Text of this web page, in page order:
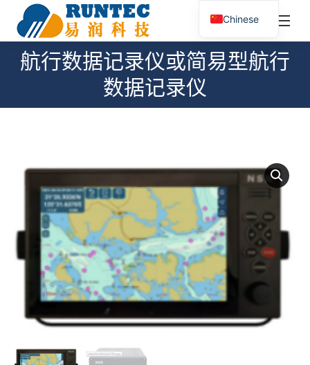
索：
航行数据记录仪或简易型航行
数据记录仪
您在这里：
Chinese